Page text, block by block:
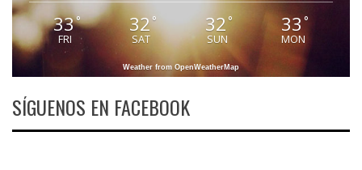
33°
FRI
32°
SAT
32°
SUN
33°
MON
Weather from OpenWeatherMap
SÍGUENOS EN FACEBOOK